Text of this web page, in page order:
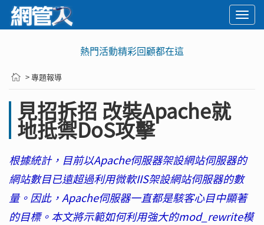
熱門活動精彩回顧都在這
> 專題報導
見招拆招 改裝Apache就
地抵禦DoS攻擊
根據統計，目前以Apache伺服器架設網站伺服器的
網站數目已遠超過利用微軟IIS架設網站伺服器的數
量。因此，Apache伺服器一直都是駭客心目中顯著
的目標。本文將示範如何利用強大的mod_rewrite模